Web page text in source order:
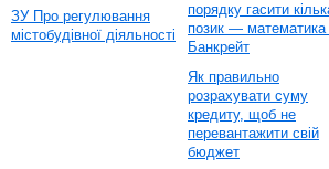
ЗУ Про регулювання
містобудівної діяльності
порядку гасити
позик — математика
Банкрейт
Як правильно
розрахувати суму
кредиту, щоб не
перевантажити свій
бюджет